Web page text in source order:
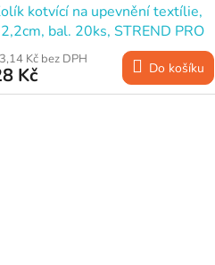
kotvící na upevnění textílie,
bal. 20ks, STREND PRO
Kč bez DPH
Kč Do košíku